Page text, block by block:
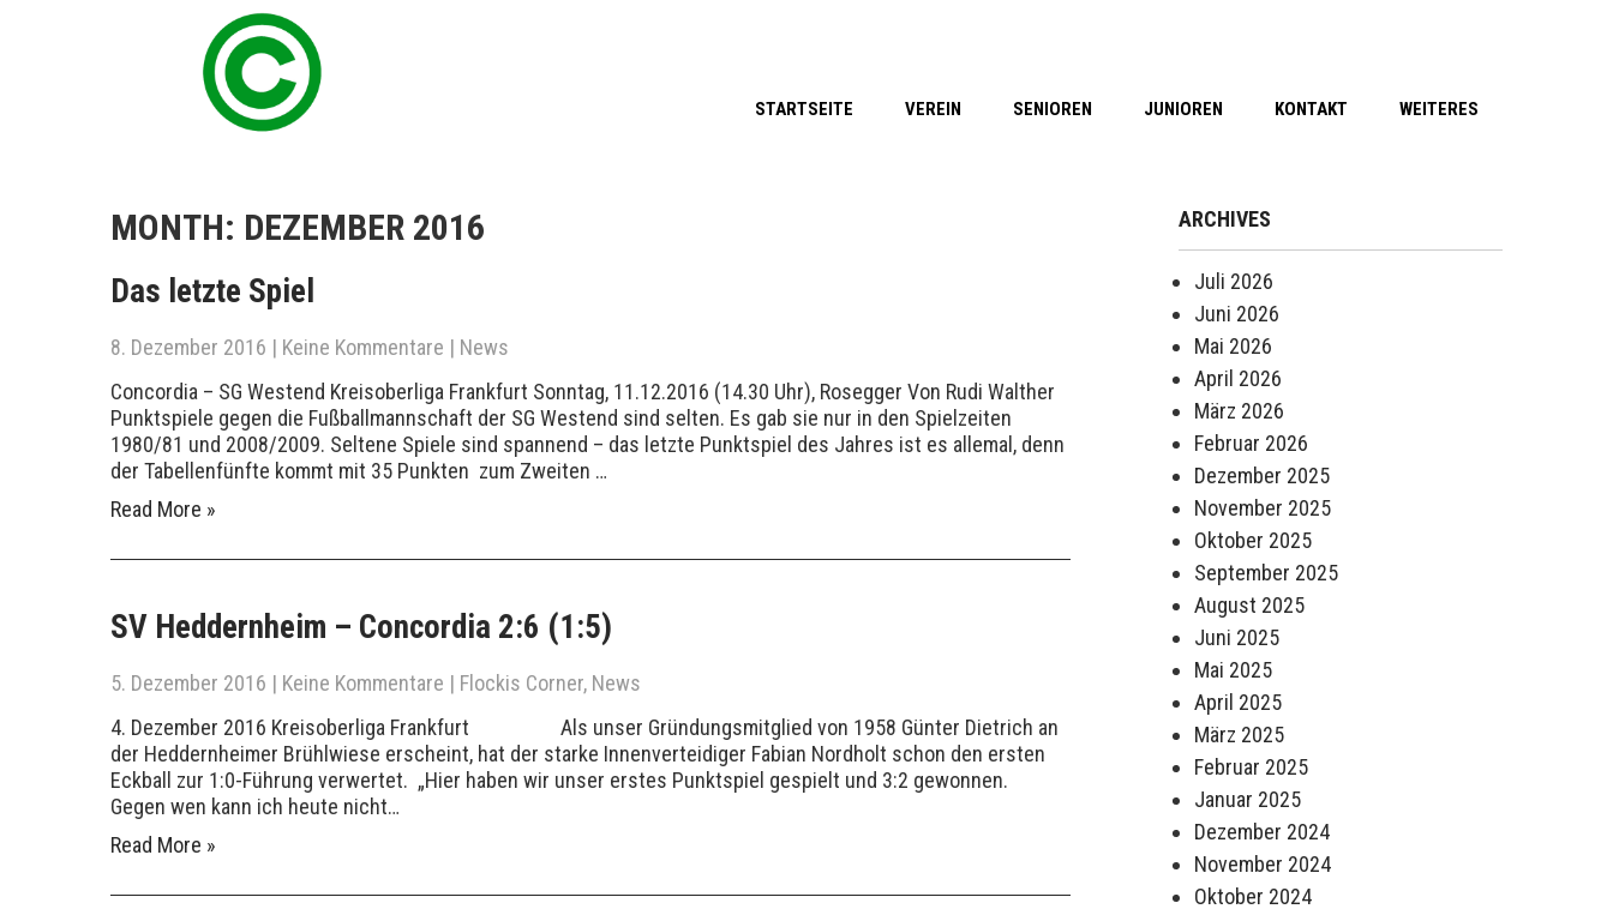
STARTSEITE VEREIN SENIOREN JUNIOREN KONTAKT WEITERES
MONTH: DEZEMBER 2016
Das letzte Spiel
8. Dezember 2016 | Keine Kommentare | News
Concordia – SG Westend Kreisoberliga Frankfurt Sonntag, 11.12.2016 (14.30 Uhr), Rosegger Von Rudi Walther
Punktspiele gegen die Fußballmannschaft der SG Westend sind selten. Es gab sie nur in den Spielzeiten
1980/81 und 2008/2009. Seltene Spiele sind spannend – das letzte Punktspiel des Jahres ist es allemal, denn
der Tabellenfünfte kommt mit 35 Punkten zum Zweiten …
Read More »
SV Heddernheim – Concordia 2:6 (1:5)
5. Dezember 2016 | Keine Kommentare | Flockis Corner, News
4. Dezember 2016 Kreisoberliga Frankfurt Als unser Gründungsmitglied von 1958 Günter Dietrich an
der Heddernheimer Brühlwiese erscheint, hat der starke Innenverteidiger Fabian Nordholt schon den ersten
Eckball zur 1:0-Führung verwertet. „Hier haben wir unser erstes Punktspiel gespielt und 3:2 gewonnen.
Gegen wen kann ich heute nicht…
Read More »
ARCHIVES
Juli 2026
Juni 2026
Mai 2026
April 2026
März 2026
Februar 2026
Dezember 2025
November 2025
Oktober 2025
September 2025
August 2025
Juni 2025
Mai 2025
April 2025
März 2025
Februar 2025
Januar 2025
Dezember 2024
November 2024
Oktober 2024